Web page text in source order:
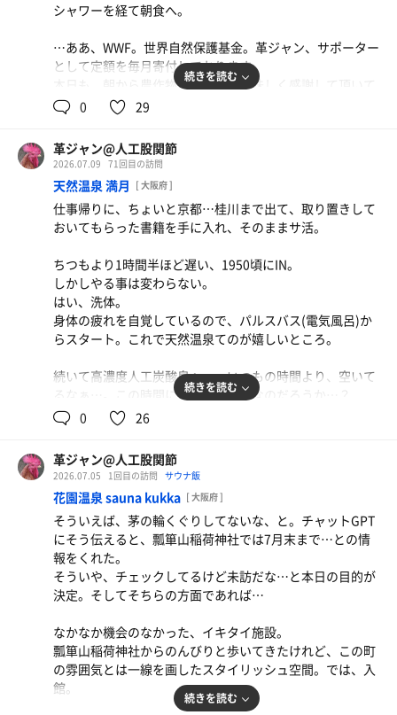
…レバニラ定食、塩焼きそば(単品)を続け様に食す。そ
う、GSSはメシが美味い。
食後はリクライニングに寝転び、のんびりと読書。青崎有
吾『地雷グリコ』が、なかなかに面白い。
ただしお腹の中はしっかり主張しておりまして。…あれ、
今日はこのままオヤスミコース？もう1ラウンドは…朝に
ュ。…ありがたい。
露天スペース出入口横で休憩したら、そのままイベント湯
レインシャワーで締め。
余韻に浸りつつ、お着替えを完了して退店。
サ飯はマーケットの半額弁当で…。
シャワーを経て朝食へ。
…ああ、WWF。世界自然保護基金。革ジャン、サポーター
として定額を毎月寄付しております。
本日も、朝から農作物、海産物、美味しく感謝して頂いて
おります。
さて、休憩を終えてもう1ラウンド。
しっかりハミガキをしたらFスタート。
続いてL。久しぶりに壺水に浸り、萬の湯とシャワーで締
め。
今日こそはロウリュサウナでオートロウリュを味わおう
と、0830を狙ったものの。
た？…まあ、ドライサウナも好きなんだけど。はて…？
しばらく5階で休憩をして退店。
本日は堺まで、和太鼓演奏を鑑賞しにいく予定。せっかく
だから、近辺の寺社仏閣も参ってこよう。
鮭も玉子も、大根もネギも大豆も。米も海藻も辛子
も、美味しゅうございます。
続きを読む
0 29
革ジャン@人工股関節
2026.07.09 71回目の訪問
天然温泉 満月 [ 大阪府 ]
仕事帰りに、ちょいと京都…桂川まで出て、取り置きして
おいてもらった書籍を手に入れ、そのままサ活。
ちつもより1時間半ほど遅い、1950頃にIN。
しかしやる事は変わらない。
はい、洗体。
身体の疲れを自覚しているので、パルスバス(電気風呂)か
らスタート。これで天然温泉てのが嬉しいところ。
続いて高濃度人工炭酸泉へ。…いつもの時間より、空いて
るなぁ…。この時間に来るのが穴場なのだろうか…？
ではサ室へ。ここも、比例して空いている。
6分、7分で2セット。
ととのうとまではいかずとも、寝転んでいると全身が脱
力。
こんな時間が大切なのよね…。
締めは内湯温泉とシャワー。
サ飯はマーケットの値引き弁当で。
やっぱり湯舟に浸かると、違うよねぇ…。
続きを読む
0 26
革ジャン@人工股関節
2026.07.05 1回目の訪問 サウナ飯
花園温泉 sauna kukka [ 大阪府 ]
そういえば、茅の輪くぐりしてないな、と。チャットGPT
にそう伝えると、瓢箪山稲荷神社では7月末まで…との情
報をくれた。
そういや、チェックしてるけど未訪だな…と本日の目的が
決定。そしてそちらの方面であれば…
なかなか機会のなかった、イキタイ施設。
瓢箪山稲荷神社からのんびりと歩いてきたけれど、この町
の雰囲気とは一線を画したスタイリッシュ空間。では、入
館。
続きを読む